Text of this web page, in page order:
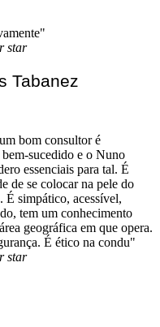
star
Tabanez
bom consultor é
sucedido e o Nuno
essenciais para tal. É
de se colocar na pele do
É simpático, acessível,
tem um conhecimento
geográfica em que opera.
É ético na condu"
star